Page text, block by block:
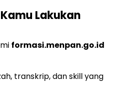
Lakukan
formasi.menpan.go.id
transkrip, dan skill yang